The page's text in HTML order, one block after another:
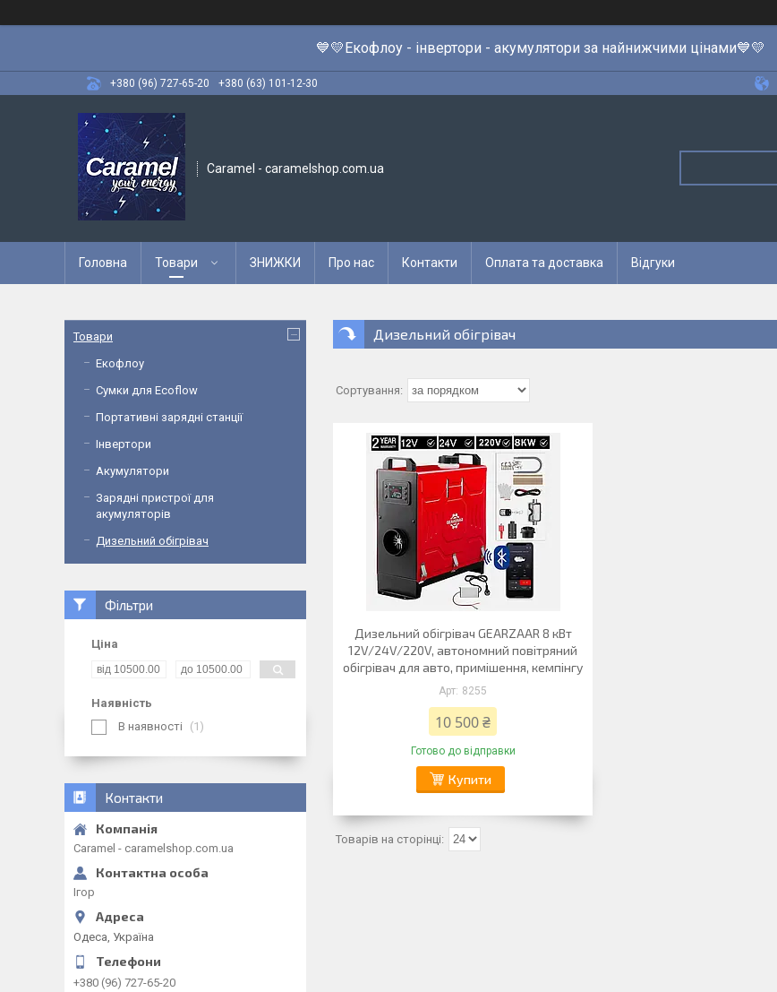
💙💛Екофлоу - інвертори - акумулятори за найнижчими цінами💙💛
+380 (96) 727-65-20 +380 (63) 101-12-30
Caramel - caramelshop.com.ua
Головна Товари ЗНИЖКИ Про нас Контакти Оплата та доставка Відгуки
Дизельний обігрівач
Дизельний обігрівач GEARZAAR 8 кВт
12V/24V/220V, автономний повітряний
обігрівач для авто, примішення, кемпінгу
8255
10 500 ₴
Готово до відправки
Купити
Товари
Екофлоу
Сумки для Ecoflow
Портативні зарядні станції
Інвертори
Акумулятори
Зарядні пристрої для
акумуляторів
Дизельний обігрівач
Фільтри
Ціна
Наявність
В наявності
1
Контакти
Caramel - caramelshop.com.ua
Ігор
Одеса, Україна
+380 (96) 727-65-20